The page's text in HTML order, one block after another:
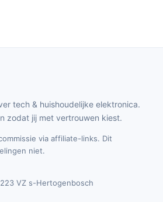
tech & huishoudelijke elektronica.
zodat jij met vertrouwen kiest.
via affiliate-links. Dit
niet.
VZ s-Hertogenbosch